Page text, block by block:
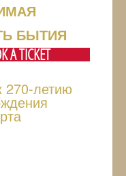
БЫТИЯ
A TICKET
270-летию